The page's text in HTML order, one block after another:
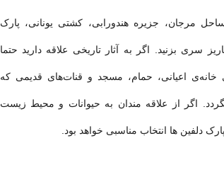
مرجان، جزیره هندورابی، کشتی یونانی، پارک
سری بزنید. اگر به آثار تاریخی علاقه دارید حتما
خانه‌ی اعیانی، حمام، مسجد و قنات‌های قدیمی که
اگر از علاقه مندان به حیوانات و محیط زیست
دلفین ها انتخاب مناسبی خواهد بود.